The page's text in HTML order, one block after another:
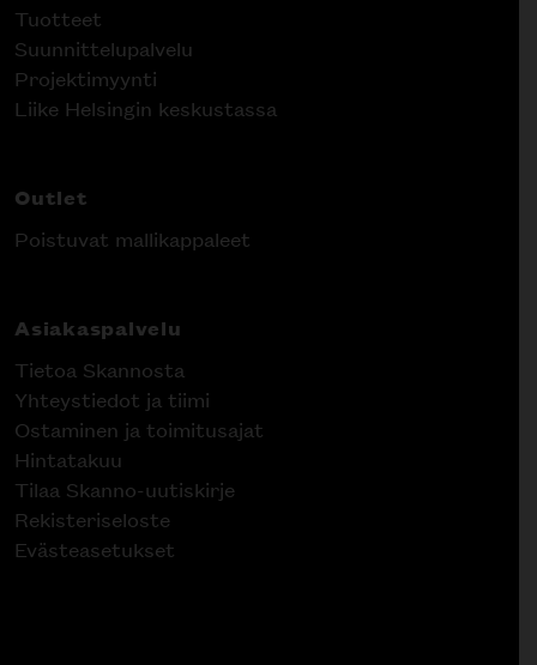
Tuotteet
Suunnittelupalvelu
Projektimyynti
Liike Helsingin keskustassa
Outlet
Poistuvat mallikappaleet
Asiakaspalvelu
Tietoa Skannosta
Yhteystiedot ja tiimi
Ostaminen ja toimitusajat
Hintatakuu
Tilaa Skanno-uutiskirje
Rekisteriseloste
Evästeasetukset